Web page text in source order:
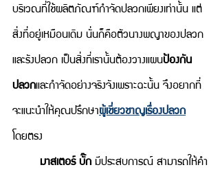
บริเวณที่ใช้ผลิตภัณฑ์กำจัดปลวกเพียงเท่านั้น แต่
สิ่งที่อยู่เหมือนเดิม นั่นก็คือตัวนางพญาของปลวก
และรังปลวก เป็นสิ่งที่เรานั้นต้องวางแผนป้องกัน
ปลวกและกำจัดอย่างจริงจังเพราะฉะนั้น จึงอยากที่
จะแนะนำให้คุณปรึกษาผู้เชี่ยวชาญเรื่องปลวก
โดยตรง
มาสเตอร์ บั๊ก มีประสบการณ์ สามารถให้คำ